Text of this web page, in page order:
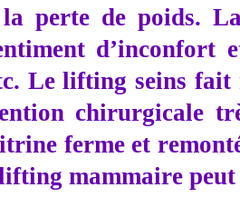
perte de poids.
d’inconfort
Le lifting seins
chirurgicale
ferme et
mammaire